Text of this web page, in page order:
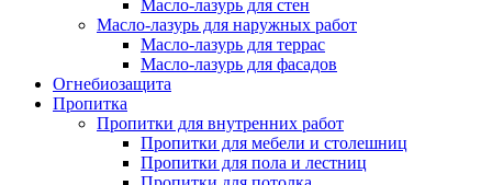
Масло-лазурь для стен
Масло-лазурь для наружных работ
Масло-лазурь для террас
Масло-лазурь для фасадов
Огнебиозащита
Пропитка
Пропитки для внутренних работ
Пропитки для мебели и столешниц
Пропитки для пола и лестниц